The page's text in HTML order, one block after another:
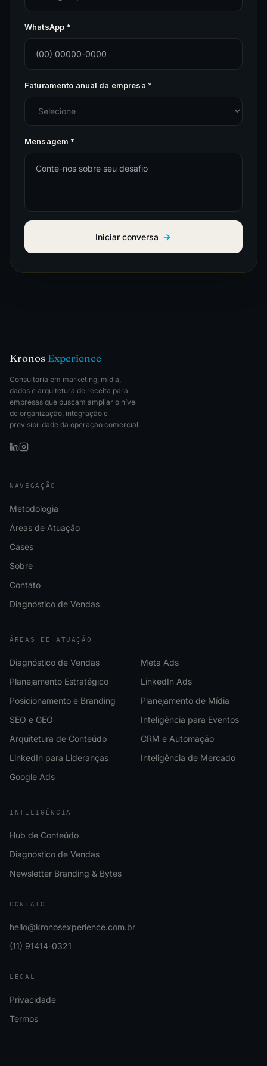
WhatsApp *
Faturamento anual da empresa *
Mensagem *
Iniciar conversa
Kronos Experience
Consultoria em marketing, mídia,
dados e arquitetura de receita para
empresas que buscam ampliar o nível
de organização, integração e
previsibilidade da operação comercial.
NAVEGAÇÃO
Metodologia
Áreas de Atuação
Cases
Sobre
Contato
Diagnóstico de Vendas
ÁREAS DE ATUAÇÃO
Diagnóstico de Vendas
Planejamento Estratégico
Posicionamento e Branding
SEO e GEO
Arquitetura de Conteúdo
LinkedIn para Lideranças
Google Ads
Meta Ads
LinkedIn Ads
Planejamento de Mídia
Inteligência para Eventos
CRM e Automação
Inteligência de Mercado
INTELIGÊNCIA
Hub de Conteúdo
Diagnóstico de Vendas
Newsletter Branding & Bytes
CONTATO
hello@kronosexperience.com.br
(11) 91414-0321
LEGAL
Privacidade
Termos